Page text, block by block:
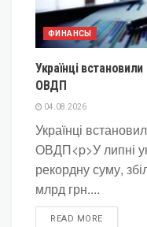
ФИНАНСЫ
Українці
ОВДП
04.08.2026
Українці
ОВДП<p>У липні
рекордну суму,
млрд грн....
READ MOREDETAILS